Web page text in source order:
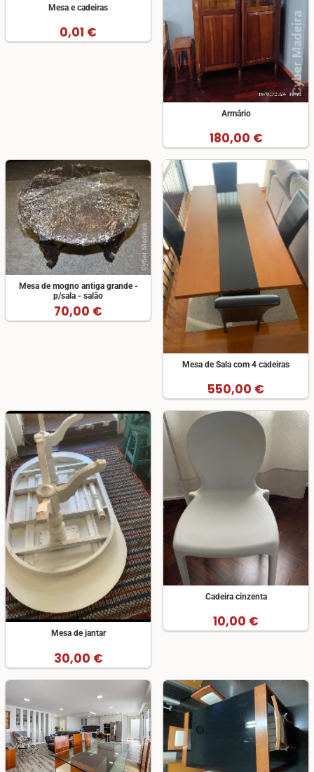
Mesa e cadeiras
0,01 €
Armário
180,00 €
Mesa de mogno antiga grande -
p/sala - salão
70,00 €
Mesa de Sala com 4 cadeiras
550,00 €
Mesa de jantar
30,00 €
Cadeira cinzenta
10,00 €